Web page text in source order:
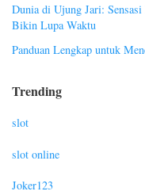
Dunia di Ujung Jari:
Bikin Lupa Waktu
Panduan Lengkap untuk
Trending
slot
slot online
Joker123